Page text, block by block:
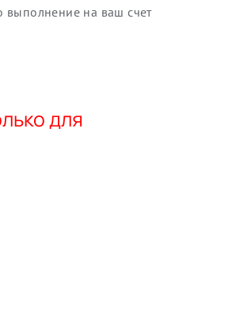
выполнение на ваш счет
для